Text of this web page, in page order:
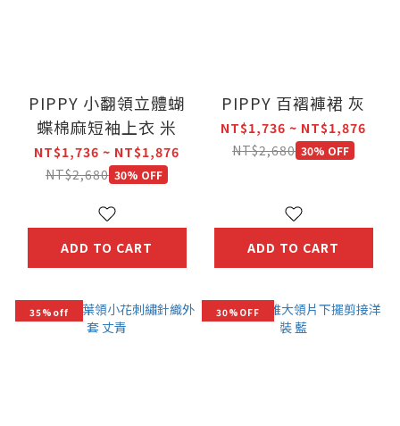
PIPPY 小翻領立體蝴
蝶棉麻短袖上衣 米
NT$1,736 ~ NT$1,876
NT$2,680 30% OFF
ADD TO CART
PIPPY 百褶褲裙 灰
NT$1,736 ~ NT$1,876
NT$2,680 30% OFF
ADD TO CART
35%off 30%OFF